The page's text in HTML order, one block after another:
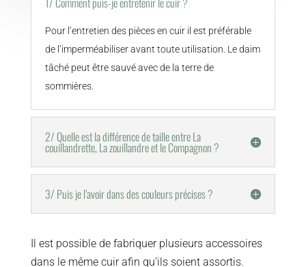
Pour l’entretien des pièces en cuir il est préférable
de l’imperméabiliser avant toute utilisation. Le daim
tâché peut être sauvé avec de la terre de
sommières.
2/ Quelle est la différence de taille entre La
couillandrette, La zouillandre et le Compagnon ?
3/ Puis je l’avoir dans des couleurs précises ?
Il est possible de fabriquer plusieurs accessoires
dans le même cuir afin qu’ils soient assortis.